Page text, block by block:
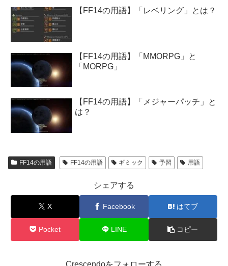
【FF14の用語】「レベリング」とは？
【FF14の用語】「MMORPG」と
「MORPG」
【FF14の用語】「メジャーパッチ」と
は？
FF14の用語 FF14の用語 ギミック 予習 用語
シェアする
X Facebook はてブ
Pocket LINE コピー
Crescendoをフォローする